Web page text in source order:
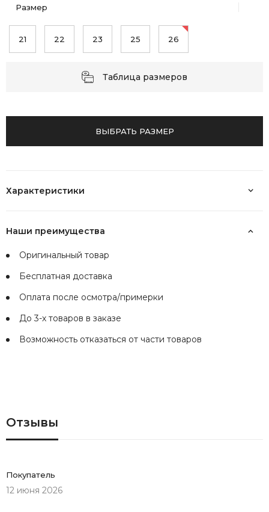
Размер
21 22 23 25 26
Таблица размеров
ВЫБРАТЬ РАЗМЕР
Характеристики
Наши преимущества
Оригинальный товар
Бесплатная доставка
Оплата после осмотра/примерки
До 3-х товаров в заказе
Возможность отказаться от части товаров
Отзывы
Покупатель
12 июня 2026